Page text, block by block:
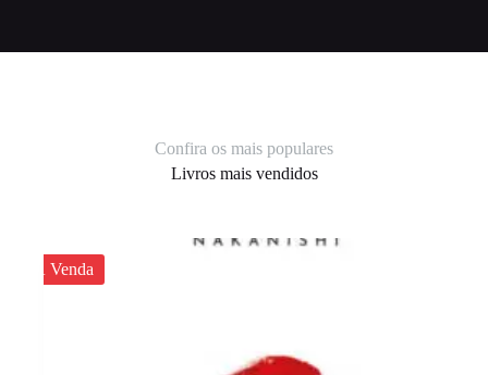
Confira os mais populares
Livros mais vendidos
À Venda